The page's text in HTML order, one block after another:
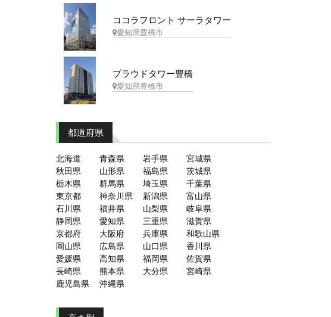
ココラフロント サーラタワー
愛知県豊橋市
プラウドタワー豊橋
愛知県豊橋市
都道府県
北海道 青森県 岩手県
宮城県
秋田県
山形県 福島県
茨城県
栃木県
群馬県 埼玉県
千葉県
東京都
神奈川県 新潟県
富山県
石川県
福井県 山梨県
岐阜県
静岡県
愛知県 三重県
滋賀県
京都府
大阪府 兵庫県
和歌山県
岡山県
広島県 山口県
香川県
愛媛県
高知県 福岡県
佐賀県
長崎県
熊本県 大分県
宮崎県
鹿児島県
沖縄県